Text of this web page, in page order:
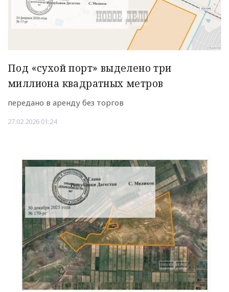
Под «сухой порт» выделено три
миллиона квадратных метров
передано в аренду без торгов
27.02.2026 01:24